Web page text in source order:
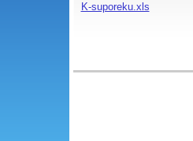
K-suporeku.xls